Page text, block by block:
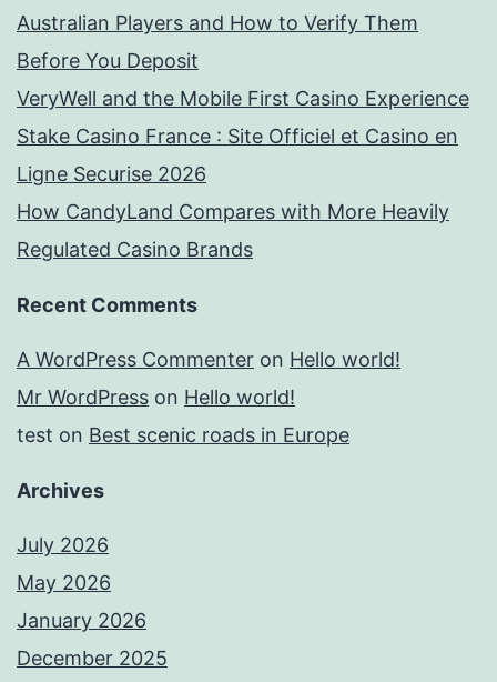
Australian Players and How to Verify Them
Before You Deposit
VeryWell and the Mobile First Casino Experience
Stake Casino France : Site Officiel et Casino en
Ligne Securise 2026
How CandyLand Compares with More Heavily
Regulated Casino Brands
Recent Comments
A WordPress Commenter on Hello world!
Mr WordPress on Hello world!
test on Best scenic roads in Europe
Archives
July 2026
May 2026
January 2026
December 2025